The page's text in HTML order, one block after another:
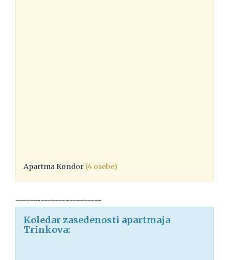
Apartma Kondor (4 osebe)
------------------------
Koledar zasedenosti apartmaja
Trinkova: